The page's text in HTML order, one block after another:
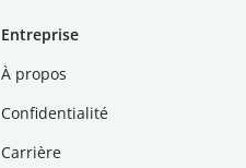
Entreprise
À propos
Confidentialité
Carrière